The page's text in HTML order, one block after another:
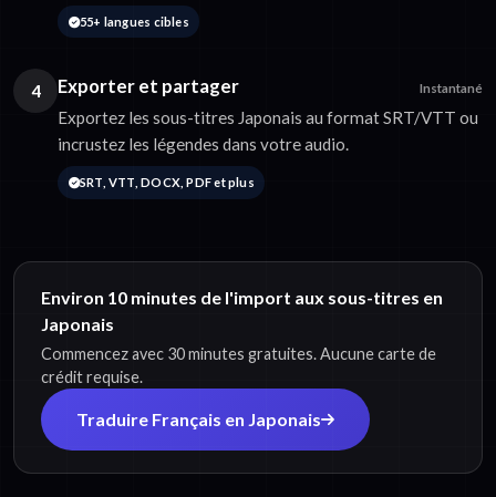
55+ langues cibles
4 Exporter et partager Instantané
Exportez les sous-titres Japonais au format SRT/VTT ou
incrustez les légendes dans votre audio.
SRT, VTT, DOCX, PDF et plus
Environ 10 minutes de l'import aux sous-titres en
Japonais
Commencez avec 30 minutes gratuites. Aucune carte de
crédit requise.
Traduire Français en Japonais